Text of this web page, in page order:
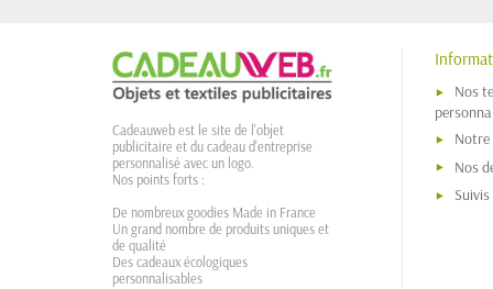
Cadeauweb est le site de l'objet
publicitaire et du cadeau d'entreprise
personnalisé avec un logo.
Nos points forts :
De nombreux goodies Made in France
Un grand nombre de produits uniques et
de qualité
Des cadeaux écologiques
personnalisables
Nos
Notre
Nos